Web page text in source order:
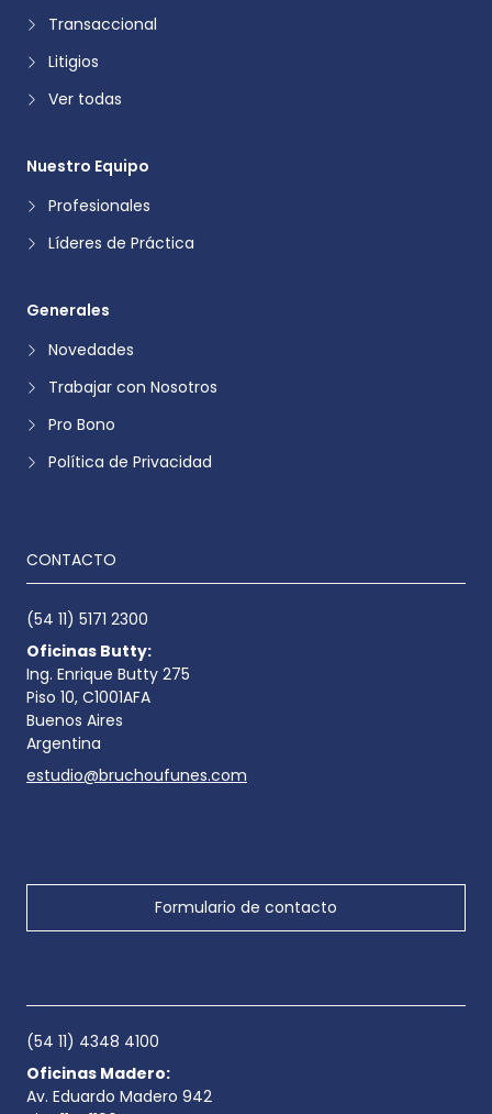
Transaccional
Litigios
Ver todas
Nuestro Equipo
Profesionales
Líderes de Práctica
Generales
Novedades
Trabajar con Nosotros
Pro Bono
Política de Privacidad
CONTACTO
(54 11) 5171 2300
Oficinas Butty:
Ing. Enrique Butty 275
Piso 10, C1001AFA
Buenos Aires
Argentina
estudio@bruchoufunes.com
Formulario de contacto
(54 11) 4348 4100
Oficinas Madero:
Av. Eduardo Madero 942